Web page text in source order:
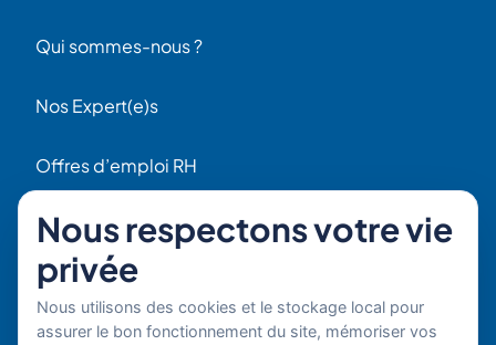
Qui sommes-nous ?
Nos Expert(e)s
Offres d’emploi RH
56 Rue Raspail
F92300 Levallois
+ 33 (0)1 42 70 97 20
Par email
Nous respectons votre vie
privée
Nous utilisons des cookies et le stockage local pour
assurer le bon fonctionnement du site, mémoriser vos